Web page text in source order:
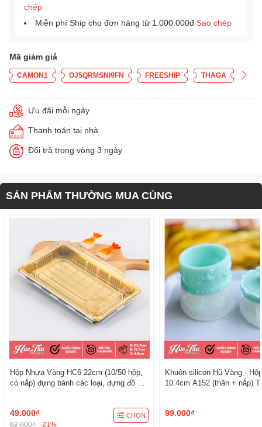
chép
Miễn phí Ship cho đơn hàng từ 1.000.000đ Sao chép
Mã giảm giá
CAMON1 OJ5QRMSNI9FN FREESHIP THAGA
Ưu đãi mỗi ngày
Thanh toán tại nhà
Đổi trả trong vòng 3 ngày
SẢN PHẨM THƯỜNG MUA CÙNG
Hộp Nhựa Vàng HC6 22cm (10/50 hộp,
có nắp) đựng bánh các loại, đựng đồ ăn
49.000₫
62.000₫ -21%
CHỌN
Khuôn silicon Hũ Vàng -
10.4cm A152 (thân + nắp)
99.000₫